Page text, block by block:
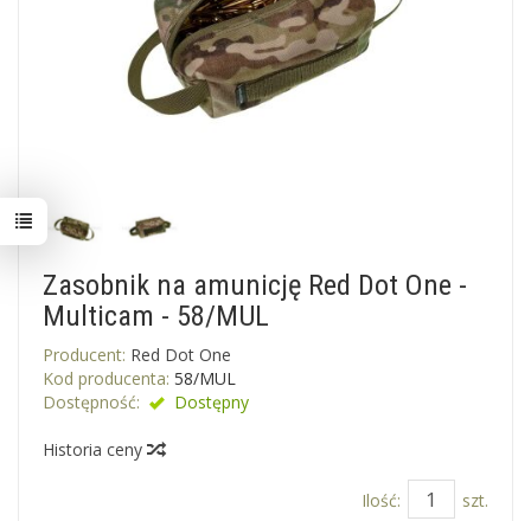
Zasobnik na amunicję Red Dot One -
Multicam - 58/MUL
Producent: Red Dot One
Kod producenta: 58/MUL
Dostępność:
Dostępny
Historia ceny
Ilość:
szt.